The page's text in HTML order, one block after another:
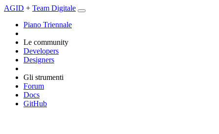
AGID + Team Digitale
Piano Triennale
Le community
Developers
Designers
Gli strumenti
Forum
Docs
GitHub